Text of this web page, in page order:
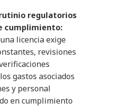
regulatorios
cumplimiento:
licencia exige
revisiones
gastos asociados
y personal
en cumplimiento